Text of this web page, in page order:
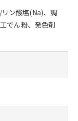
ン酸塩(Na)、調
でん粉、発色剤